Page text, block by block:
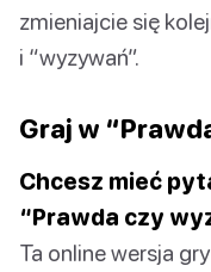
zmieniajcie się
i “wyzywań”.
Graj w
Chcesz mieć
“Prawda czy
Ta online wersja